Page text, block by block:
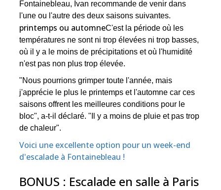
Fontainebleau, Ivan recommande de venir dans
l'une ou l'autre des deux saisons suivantes.
printemps ou automneC'est la période où les
températures ne sont ni trop élevées ni trop basses,
où il y a le moins de précipitations et où l'humidité
n'est pas non plus trop élevée.
"Nous pourrions grimper toute l'année, mais
j'apprécie le plus le printemps et l'automne car ces
saisons offrent les meilleures conditions pour le
bloc", a-t-il déclaré. "Il y a moins de pluie et pas trop
de chaleur".
Voici une excellente option pour un week-end
d'escalade à Fontainebleau !
BONUS : Escalade en salle à Paris